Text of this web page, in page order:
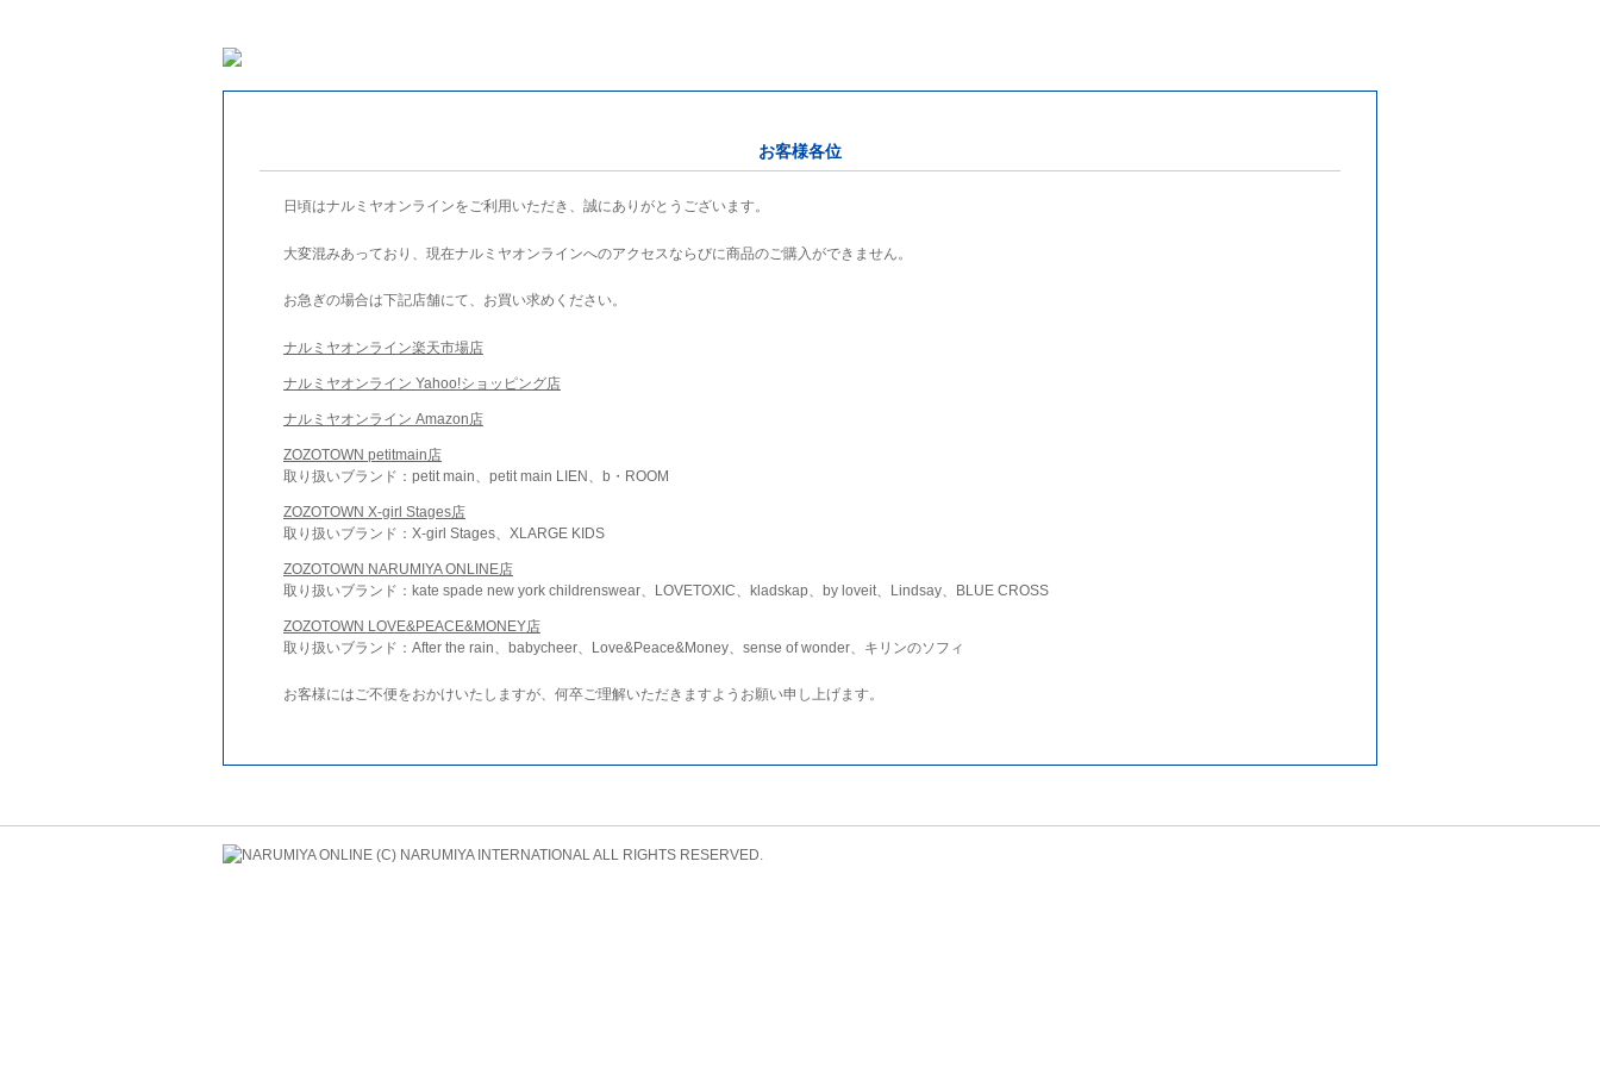
お客様各位
日頃はナルミヤオンラインをご利用いただき、誠にありがとうございます。
大変混みあっており、現在ナルミヤオンラインへのアクセスならびに商品のご購入ができません。
お急ぎの場合は下記店舗にて、お買い求めください。
ナルミヤオンライン楽天市場店
ナルミヤオンライン Yahoo!ショッピング店
ナルミヤオンライン Amazon店
ZOZOTOWN petitmain店
取り扱いブランド：petit main、petit main LIEN、b・ROOM
ZOZOTOWN X-girl Stages店
取り扱いブランド：X-girl Stages、XLARGE KIDS
ZOZOTOWN NARUMIYA ONLINE店
取り扱いブランド：kate spade new york childrenswear、LOVETOXIC、kladskap、by loveit、Lindsay、BLUE CROSS
ZOZOTOWN LOVE&PEACE&MONEY店
取り扱いブランド：After the rain、babycheer、Love&Peace&Money、sense of wonder、キリンのソフィ
お客様にはご不便をおかけいたしますが、何卒ご理解いただきますようお願い申し上げます。